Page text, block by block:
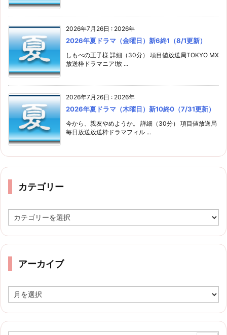
2026年7月26日 : 2026年
2026年夏ドラマ（金曜日）新6終1（8/1更新）
しもべの王子様 詳細（30分） 項目値放送局TOKYO MX
放送枠ドラマニア!放 ...
2026年7月26日 : 2026年
2026年夏ドラマ（木曜日）新10終0（7/31更新）
今から、親友やめようか。 詳細（30分） 項目値放送局
毎日放送放送枠ドラマフィル ...
カテゴリー
テ
リ
アーカイブ
ー
イ